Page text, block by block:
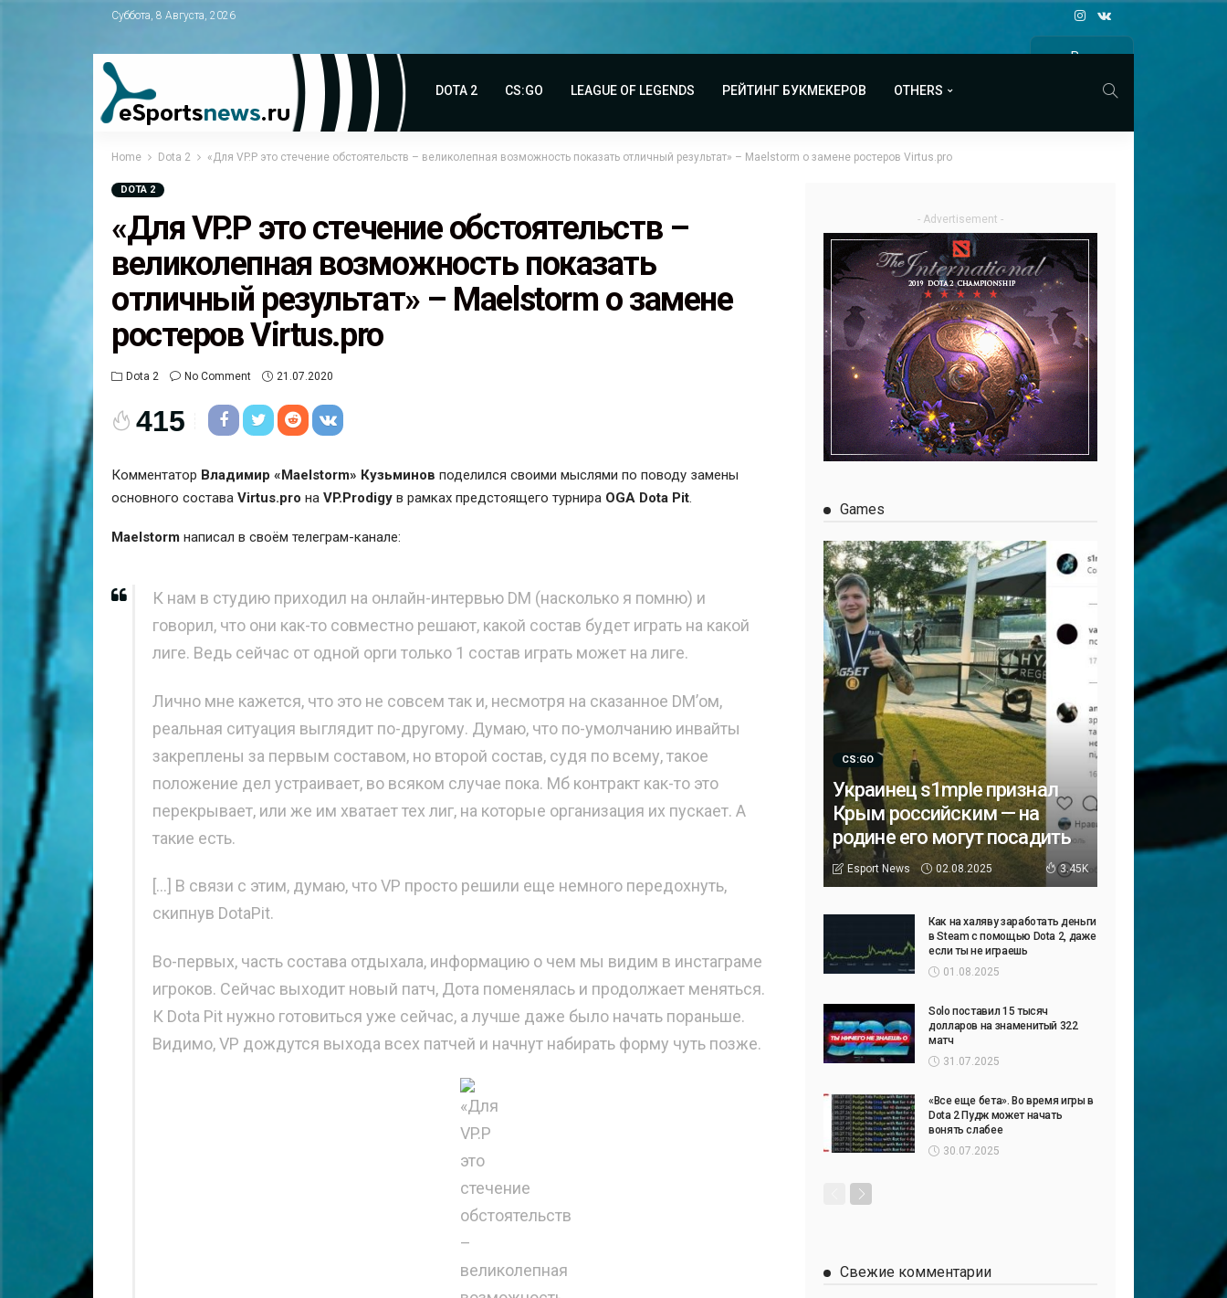
Суббота, 8 Августа, 2026
Все
DOTA 2 CS:GO LEAGUE OF LEGENDS РЕЙТИНГ БУКМЕКЕРОВ OTHERS
Home Dota 2 «Для VP.P это стечение обстоятельств – великолепная возможность показать отличный результат» – Maelstorm о замене ростеров Virtus.pro
DOTA 2
«Для VP.P это стечение обстоятельств –
великолепная возможность показать
отличный результат» – Maelstorm о замене
ростеров Virtus.pro
Dota 2 No Comment 21.07.2020
415
Комментатор Владимир «Maelstorm» Кузьминов поделился своими мыслями по поводу замены
основного состава Virtus.pro на VP.Prodigy в рамках предстоящего турнира OGA Dota Pit
Maelstorm написал в своём телеграм-канале:
К нам в студию приходил на онлайн-интервью DM (насколько я помню) и
говорил, что они как-то совместно решают, какой состав будет играть на какой
лиге. Ведь сейчас от одной орги только 1 состав играть может на лиге.
Лично мне кажется, что это не совсем так и, несмотря на сказанное DM’ом,
реальная ситуация выглядит по-другому. Думаю, что по-умолчанию инвайты
закреплены за первым составом, но второй состав, судя по всему, такое
положение дел устраивает, во всяком случае пока. Мб контракт как-то это
перекрывает, или же им хватает тех лиг, на которые организация их пускает. А
такие есть.
[…] В связи с этим, думаю, что VP просто решили еще немного передохнуть,
скипнув DotaPit.
Во-первых, часть состава отдыхала, информацию о чем мы видим в инстаграме
игроков. Сейчас выходит новый патч, Дота поменялась и продолжает меняться.
К Dota Pit нужно готовиться уже сейчас, а лучше даже было начать пораньше.
Видимо, VP дождутся выхода всех патчей и начнут набирать форму чуть позже.
- Advertisement -
Games
CS:GO
Украинец s1mple признал
Крым российским — на
родине его могут посадить
Esport News 02.08.2025 3.45K
Как на халяву заработать деньги
в Steam с помощью Dota 2, даже
если ты не играешь
01.08.2025
Solo поставил 15 тысяч
долларов на знаменитый 322
матч
31.07.2025
«Все еще бета». Во время игры в
Dota 2 Пудж может начать
вонять слабее
30.07.2025
Свежие комментарии